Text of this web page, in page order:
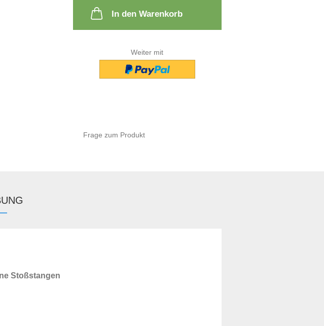
In den Warenkorb
Weiter mit
Frage zum Produkt
Stoßstangen